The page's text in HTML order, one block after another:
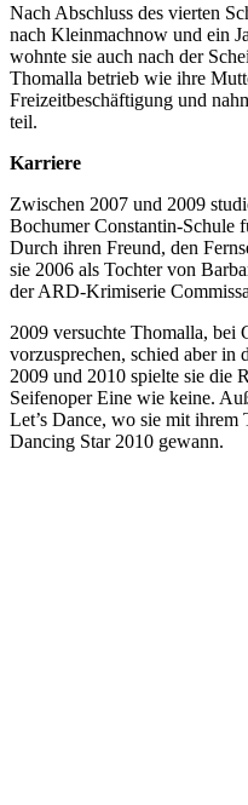
Nach Abschluss des vierten
nach Kleinmachnow und ein
wohnte sie auch nach der
Thomalla betrieb wie ihre
Freizeitbeschäftigung und
teil.
Karriere
Zwischen 2007 und 2009
Bochumer Constantin-Schule
Durch ihren Freund, den
sie 2006 als Tochter von
der ARD-Krimiserie
2009 versuchte Thomalla, bei
vorzusprechen, schied aber in
2009 und 2010 spielte sie die
Seifenoper Eine wie keine.
Let’s Dance, wo sie mit ihrem
Dancing Star 2010 gewann.